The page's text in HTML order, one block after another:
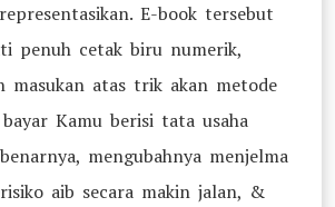
E-book tersebut
penuh cetak biru numerik,
masukan atas trik akan metode
Kamu berisi tata usaha
mengubahnya menjelma
aib secara makin jalan, &